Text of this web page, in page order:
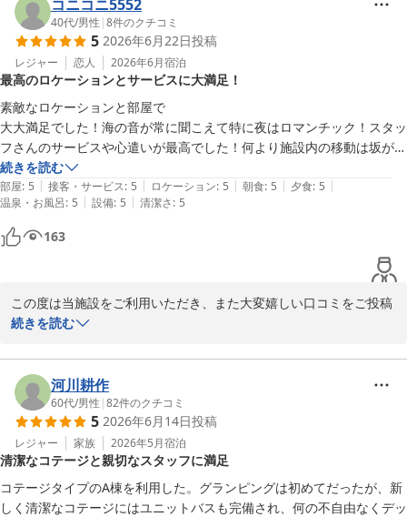
内が不足しており、ご期待に沿えなかったことを心よりお詫び申し
上げます。いただいたご意見を真摯に受け止め、ご予約前やチェッ
クイン時のご案内方法について見直しを進め、より分かりやすい情
報提供に努めてまいります。
改めまして、この度のご利用とご投稿に心より感謝申し上げます。
またご家族皆様にお会いできます日をスタッフ一同、心よりお待ち
しております。
ＧＬＡＭＰＩＮＧ ＫＡＳＨＩＭＡ ７５３
個人的評価としてはすごく良かったとおもいます。また来たいです。
一点だけ書きたいことがあるとするなら、夏場は虫がすごかったです。
色々対策はされてるのは散見されましたが、それでもたくさんいまし
た。
虫苦手な方は夏は注意です。
コニコニ5552
40代/男性 |8件のクチコミ
5 2026年6月22日投稿
レジャー 恋人 2026年6月宿泊
最高のロケーションとサービスに大満足！
素敵なロケーションと部屋で
大大満足でした！海の音が常に聞こえて特に夜はロマンチック！スタッ
フさんのサービスや心遣いが最高でした！何より施設内の移動は坂があ
るけど、カートで移動出来るのが凄く楽だし楽しい👍👍またリピートし
たいです。
続きを読む
部屋: 5 | 接客・サービス: 5 | ロケーション: 5 | 朝食: 5 | 夕食: 5 |
温泉・お風呂: 5 | 設備: 5 | 清潔さ: 5
163
この度は当施設をご利用いただき、また大変嬉しい口コミをご投稿
いただき誠にありがとうございます。
「大大満足」とのお言葉を頂戴し、スタッフ一同大変光栄に思って
おります。
お部屋やロケーションをお気に召していただき、海の音に包まれな
がら特別な時間をお過ごしいただけたご様子を嬉しく拝見いたしま
した。特に夜の雰囲気をロマンチックに感じていただけたとのこ
と、当施設ならではの魅力をご体感いただけたようで何よりでござ
います。
続きを読む
河川耕作
60代/男性 |82件のクチコミ
5 2026年6月14日投稿
レジャー 家族 2026年5月宿泊
清潔なコテージと親切なスタッフに満足
コテージタイプのA棟を利用した。グランピングは初めてだったが、新
しく清潔なコテージにはユニットバスも完備され、何の不自由なくデッ